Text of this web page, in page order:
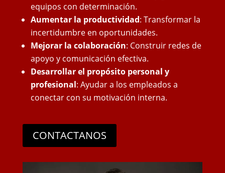
equipos con determinación.
Aumentar la productividad: Transformar la
incertidumbre en oportunidades.
Mejorar la colaboración: Construir redes de
apoyo y comunicación efectiva.
Desarrollar el propósito personal y
profesional: Ayudar a los empleados a
conectar con su motivación interna.
CONTACTANOS